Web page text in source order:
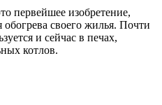
первейшее изобретение,
своего жилья. Почти
и сейчас в печах,
котлов.